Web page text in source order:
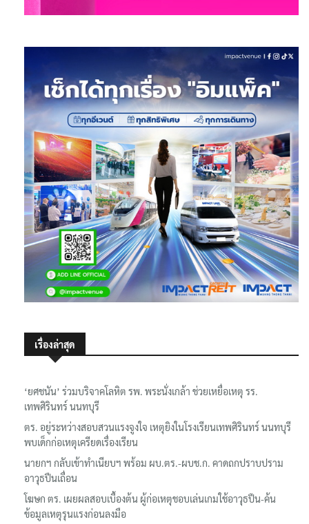
เรื่องล่าสุด
‘ยศชนัน’ ร่วมบริจาคโลหิต รพ. พระนั่งเกล้า ช่วยเหยื่อเหตุ รร.
เทพศิรินทร์ นนทบุรี
ตร. อยู่ระหว่างสอบสวนแรงจูงใจ เหตุยิงในโรงเรียนเทพศิรินทร์ นนทบุรี
พบเด็กก่อเหตุเครียดเรื่องเรียน
นายกฯ กลับเข้าทำเนียบฯ พร้อม ผบ.ตร.-ผบช.ก. คาดถกปราบปราม
อาวุธปืนเถื่อน
โฆษก ตร. เผยผลสอบเบื้องต้น ผู้ก่อเหตุชอบเล่นเกมใช้อาวุธปืน-ค้น
ข้อมูลเหตุรุนแรงก่อนลงมือ